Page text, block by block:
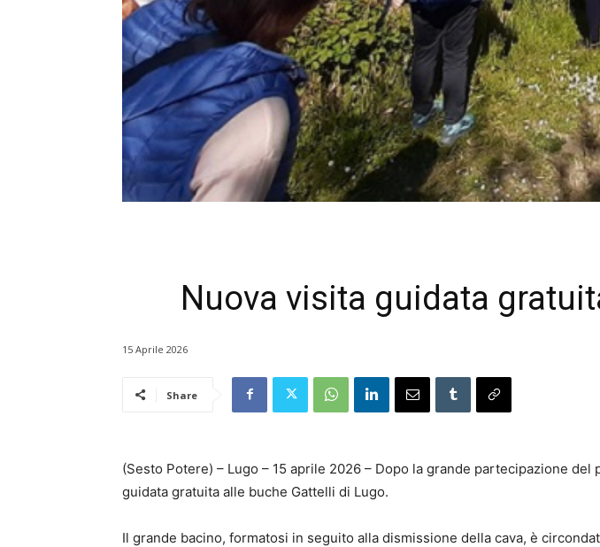
Nuova visita guidata
15 Aprile 2026
Share
(Sesto Potere) – Lugo – 15 aprile 2026 – Dopo la grande partecipazione
guidata gratuita alle buche Gattelli di Lugo.
Il grande bacino, formatosi in seguito alla dismissione della cava, è